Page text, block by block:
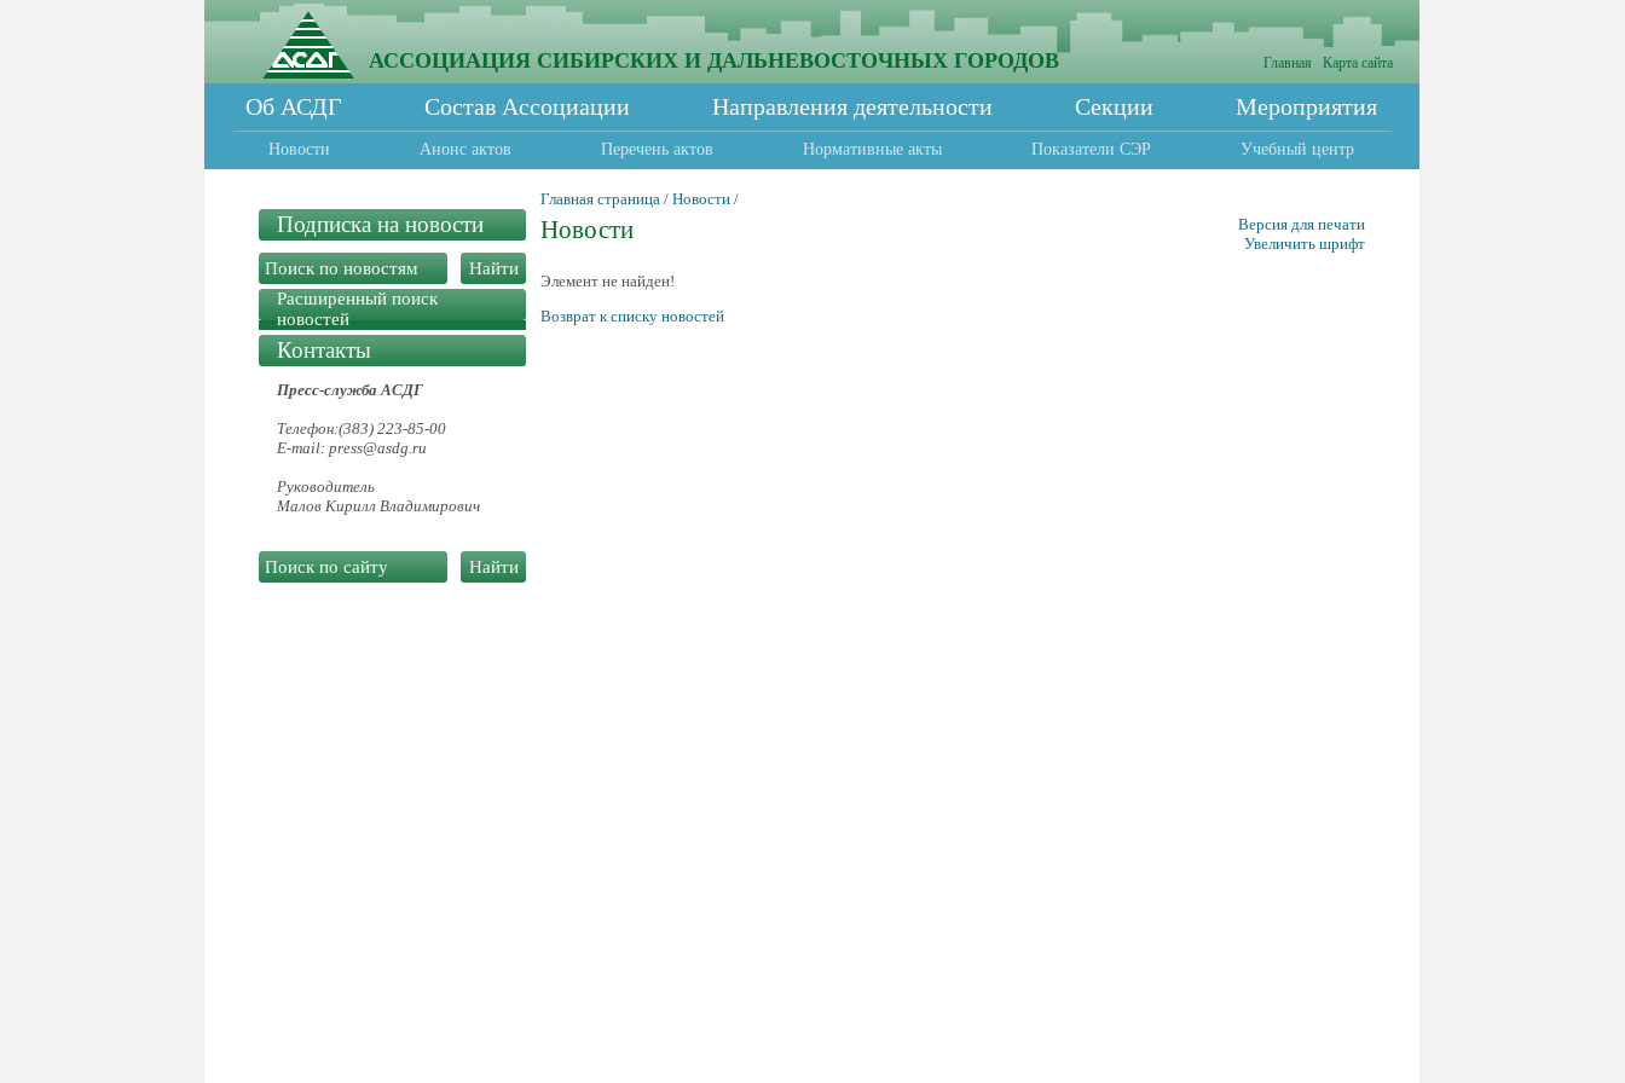
АССОЦИАЦИЯ СИБИРСКИХ И ДАЛЬНЕВОСТОЧНЫХ ГОРОДОВ Главная Карта сайта
Об АСДГ Состав Ассоциации Направления деятельности Секции Мероприятия
Новости Анонс актов Перечень актов Нормативные акты Показатели СЭР Учебный центр
Подписка на новости
Расширенный поиск
новостей
Контакты
Пресс-служба АСДГ
Телефон:(383) 223-85-00
E-mail: press@asdg.ru
Руководитель
Малов Кирилл Владимирович
Главная страница / Новости /
Новости
Версия для печати
Увеличить шрифт
Элемент не найден!
Возврат к списку новостей